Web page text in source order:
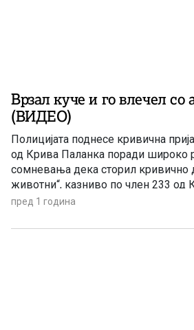
Врзал куче и го влечел со
(ВИДЕО)
Полицијата поднесе кривична
од Крива Паланка поради широко
сомневања дека сторил кривично
животни“, казниво по член 233 од
Според полицијата, било пријавено
како во Крива Паланка куче е
пред 1 година